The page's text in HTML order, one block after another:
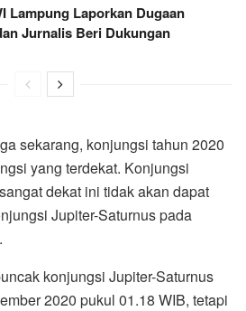
Lampung Laporkan Dugaan
Jurnalis Beri Dukungan
sekarang, konjungsi tahun 2020
yang terdekat. Konjungsi
dekat ini tidak akan dapat
Jupiter-Saturnus pada
konjungsi Jupiter-Saturnus
2020 pukul 01.18 WIB, tetapi